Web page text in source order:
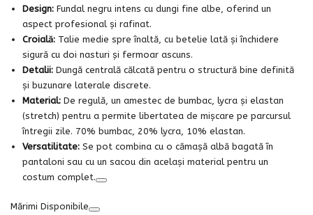
Design:Fundal negru intens cu dungi fine albe, oferind un
aspect profesional și rafinat.
Croială:Talie medie spre înaltă, cu betelie lată și închidere
sigură cu doi nasturi și fermoar ascuns.
Detalii:Dungă centrală călcată pentru o structură bine definită
și buzunare laterale discrete.
Material:De regulă, un amestec de bumbac, lycra și elastan
(stretch) pentru a permite libertatea de mișcare pe parcursul
întregii zile. 70% bumbac, 20% lycra, 10% elastan.
Versatilitate:Se pot combina cu o cămașă albă bagată în
pantaloni sau cu un sacou din același material pentru un
costum complet.
Mărimi Disponibile